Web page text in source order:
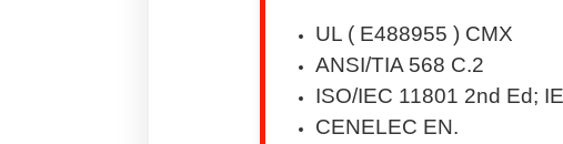
UL ( E488955 ) CMX
ANSI/TIA 568 C.2
ISO/IEC 11801 2nd Ed;
CENELEC EN.